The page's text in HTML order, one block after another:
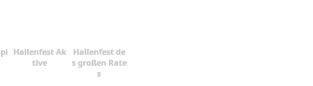
Hallenfest Ak
tive
Hallenfest de
s großen Rate
s